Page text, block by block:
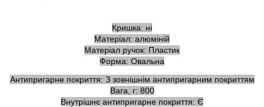
Кришка: ні
Матеріал: алюміній
Матеріал ручок: Пластик
Форма: Овальна
Антипригарне покриття: З зовнішнім антипригарним покриттям
Вага, г: 800
Внутрішнє антипригарне покриття: Є